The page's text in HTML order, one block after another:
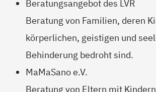
Beratungsangebot des LVR
Beratung von Familien, deren
körperlichen, geistigen und
Behinderung bedroht sind.
MaMaSano e.V.
Beratung von Eltern mit